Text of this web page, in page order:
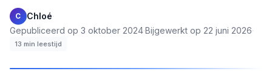
C Chloé·
Gepubliceerd op 3 oktober 2024·Bijgewerkt op 22 juni 2026·
13 min leestijd